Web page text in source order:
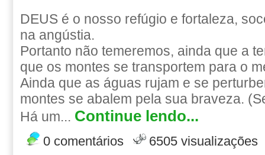
DEUS é o nosso refúgio e fortaleza,
na angústia.
Portanto não temeremos, ainda que a
que os montes se transportem para o
Ainda que as águas rujam e se
montes se abalem pela sua braveza.
Há um... Continue lendo...
0 comentários 6505 visualizações